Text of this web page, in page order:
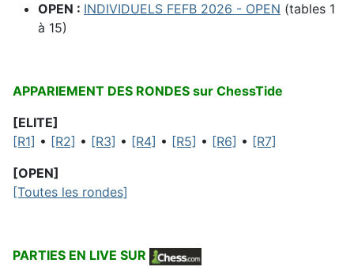
OPEN : INDIVIDUELS FEFB 2026 - OPEN (tables 1
à 15)
APPARIEMENT DES RONDES sur ChessTide
[ELITE]
[R1] • [R2] • [R3] • [R4] • [R5] • [R6] • [R7]
[OPEN]
[Toutes les rondes]
PARTIES EN LIVE SUR